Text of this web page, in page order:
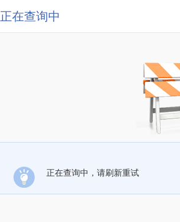
正在查询中
正在查询中，请刷新重试